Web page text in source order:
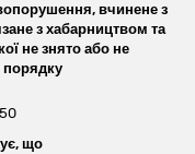
вчинене з
з хабарництвом та
не знято або не
порядку
що